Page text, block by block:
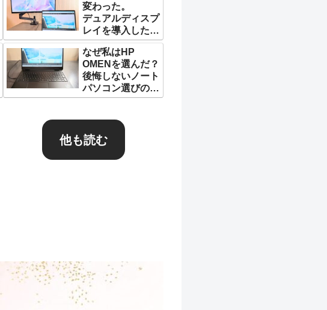
変わった。
デュアルディスプ
レイを導入した結
果
なぜ私はHP
OMENを選んだ？
後悔しないノート
パソコン選びのコ
ツ
他も読む